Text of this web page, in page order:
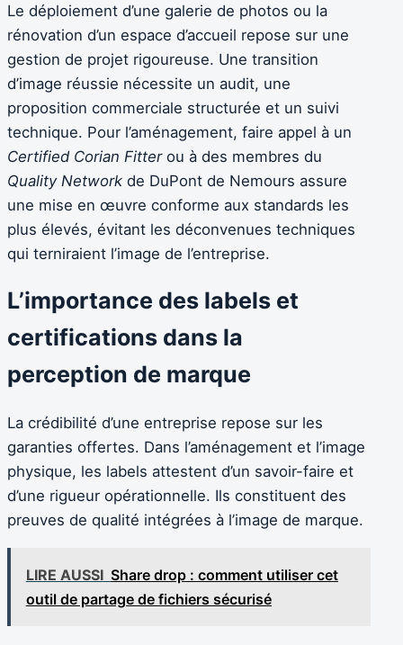
Le déploiement d’une galerie de photos ou la
rénovation d’un espace d’accueil repose sur une
gestion de projet rigoureuse. Une transition
d’image réussie nécessite un audit, une
proposition commerciale structurée et un suivi
technique. Pour l’aménagement, faire appel à un
Certified Corian Fitterou à des membres du
Quality Network de DuPont de Nemours assure
une mise en œuvre conforme aux standards les
plus élevés, évitant les déconvenues techniques
qui terniraient l’image de l’entreprise.
L’importance des labels et
certifications dans la
perception de marque
La crédibilité d’une entreprise repose sur les
garanties offertes. Dans l’aménagement et l’image
physique, les labels attestent d’un savoir-faire et
d’une rigueur opérationnelle. Ils constituent des
preuves de qualité intégrées à l’image de marque.
LIRE AUSSI Share drop : comment utiliser cet
outil de partage de fichiers sécurisé